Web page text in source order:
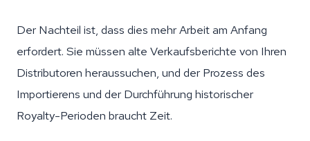
Der Nachteil ist, dass dies mehr Arbeit am Anfang
erfordert. Sie müssen alte Verkaufsberichte von Ihren
Distributoren heraussuchen, und der Prozess des
Importierens und der Durchführung historischer
Royalty-Perioden braucht Zeit.